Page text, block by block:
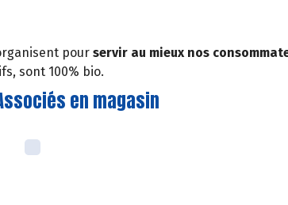
pour servir au mieux nos
sont 100% bio.
en magasin